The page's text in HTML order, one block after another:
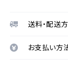
送料・配送
お支払い方